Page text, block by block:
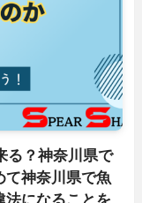
る？神奈川県で
て神奈川県で魚